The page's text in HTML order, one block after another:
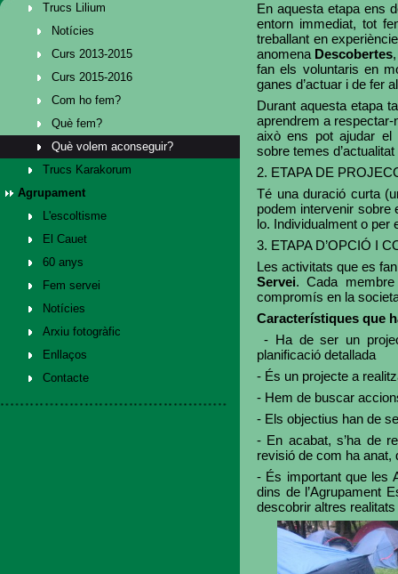
Trucs Lilium
Notícies
Curs 2013-2015
Curs 2015-2016
Com ho fem?
Què fem?
Què volem aconseguir?
Trucs Karakorum
Agrupament
L'escoltisme
El Cauet
60 anys
Fem servei
Notícies
Arxiu fotogràfic
Enllaços
Contacte
En aquesta etapa ens
entorn immediat, tot
treballant en
anomena Descobertes
fan els voluntaris en
ganes d’actuar i de fer
Durant aquesta etapa
aprendrem a
això ens pot ajudar el
sobre temes
2. ETAPA DE
Té una duració curta
podem intervenir sobre
lo. Individualment o per
3. ETAPA D’OPCIÓ I
Les activitats que es
Servei. Cada
compromís en la
Característiques que
- Ha de ser un
planificació detallada
- És un projecte a
- Hem de buscar
- Els objectius han de
- En acabat, s’ha de
revisió de com ha
- És important que les
dins de l’Agrupament
descobrir altres